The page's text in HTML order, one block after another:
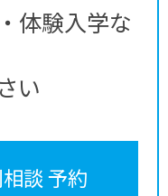
体験入学な
い
談 予約